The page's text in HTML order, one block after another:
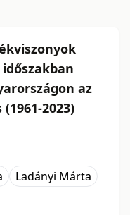
az
2023)
Ladányi Márta